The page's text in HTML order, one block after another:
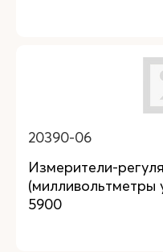
20390-06
Измерители-
5900